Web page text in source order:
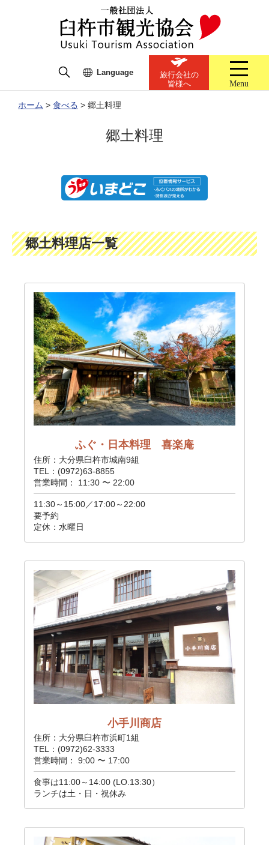
Language
旅行会社の
皆様へ
Menu
ホーム > 食べる > 郷土料理
郷土料理
郷土料理店一覧
ふぐ・日本料理 喜楽庵
住所：大分県臼杵市城南9組
TEL：(0972)63-8855
営業時間： 11:30 〜 22:00
11:30～15:00／17:00～22:00
要予約
定休：水曜日
小手川商店
住所：大分県臼杵市浜町1組
TEL：(0972)62-3333
営業時間： 9:00 〜 17:00
食事は11:00～14:00 (LO.13:30）
ランチは土・日・祝休み